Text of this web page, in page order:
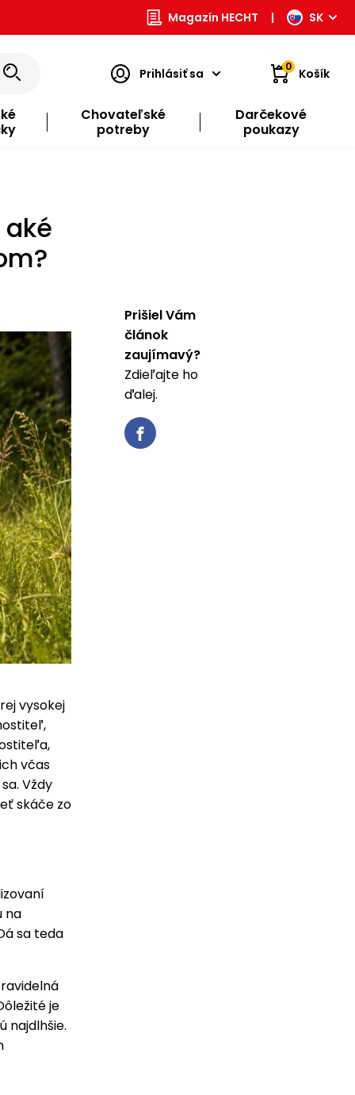
Magazín HECHT | SK
Prihlásiť sa 0 Košík
Chovateľské
potreby
Darčekové
poukazy
vysokej
včas
Vždy
skáče zo
na
sa teda
je
najdlhšie.
Prišiel Vám
článok
zaujímavý?
Zdieľajte ho
ďalej.